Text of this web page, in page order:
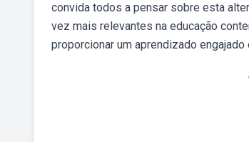
convida todos a pensar sobre esta
vez mais relevantes na educação
proporcionar um aprendizado